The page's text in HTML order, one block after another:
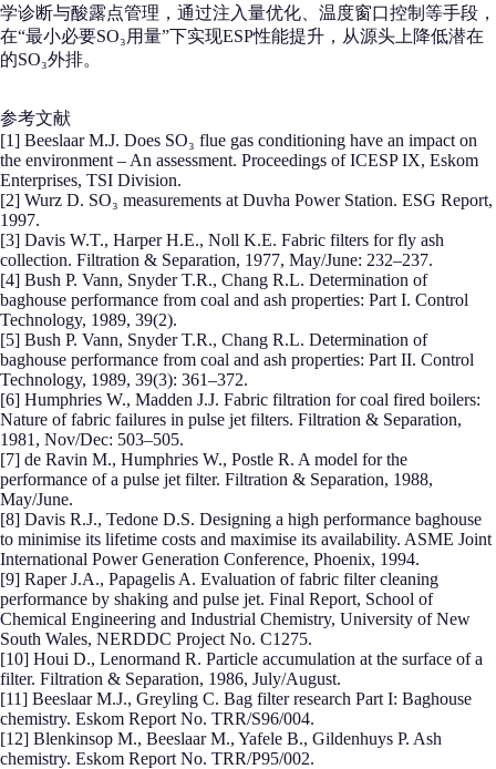
学诊断与酸露点管理，通过注入量优化、温度窗口控制等手段，
在“最小必要SO₃用量”下实现ESP性能提升，从源头上降低潜在
的SO₃外排。
参考文献
[1] Beeslaar M.J. Does SO₃ flue gas conditioning have an impact on
the environment – An assessment. Proceedings of ICESP IX, Eskom
Enterprises, TSI Division.
[2] Wurz D. SO₃ measurements at Duvha Power Station. ESG Report,
1997.
[3] Davis W.T., Harper H.E., Noll K.E. Fabric filters for fly ash
collection. Filtration & Separation, 1977, May/June: 232–237.
[4] Bush P. Vann, Snyder T.R., Chang R.L. Determination of
baghouse performance from coal and ash properties: Part I. Control
Technology, 1989, 39(2).
[5] Bush P. Vann, Snyder T.R., Chang R.L. Determination of
baghouse performance from coal and ash properties: Part II. Control
Technology, 1989, 39(3): 361–372.
[6] Humphries W., Madden J.J. Fabric filtration for coal fired boilers:
Nature of fabric failures in pulse jet filters. Filtration & Separation,
1981, Nov/Dec: 503–505.
[7] de Ravin M., Humphries W., Postle R. A model for the
performance of a pulse jet filter. Filtration & Separation, 1988,
May/June.
[8] Davis R.J., Tedone D.S. Designing a high performance baghouse
to minimise its lifetime costs and maximise its availability. ASME Joint
International Power Generation Conference, Phoenix, 1994.
[9] Raper J.A., Papagelis A. Evaluation of fabric filter cleaning
performance by shaking and pulse jet. Final Report, School of
Chemical Engineering and Industrial Chemistry, University of New
South Wales, NERDDC Project No. C1275.
[10] Houi D., Lenormand R. Particle accumulation at the surface of a
filter. Filtration & Separation, 1986, July/August.
[11] Beeslaar M.J., Greyling C. Bag filter research Part I: Baghouse
chemistry. Eskom Report No. TRR/S96/004.
[12] Blenkinsop M., Beeslaar M., Yafele B., Gildenhuys P. Ash
chemistry. Eskom Report No. TRR/P95/002.